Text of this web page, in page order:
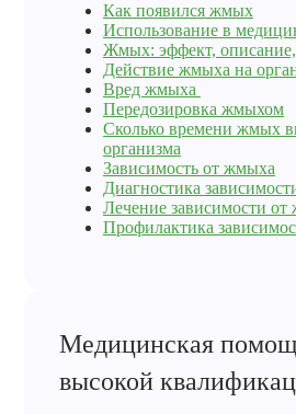
Как появился жмых
Использование в
Жмых: эффект, описание,
Действие жмыха на
Вред жмыха
Передозировка жмыхом
Сколько времени жмых
организма
Зависимость от жмыха
Диагностика
Лечение зависимости
Профилактика
Медицинская
высокой